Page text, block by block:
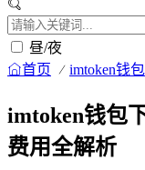
昼/夜
首页 imtoken钱
imtoken钱包
费用全解析